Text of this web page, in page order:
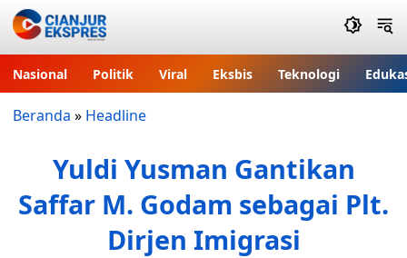
Nasional Politik Viral Eksbis Teknologi
Beranda » Headline
Yuldi Yusman Gantikan
Saffar M. Godam sebagai Plt.
Dirjen Imigrasi